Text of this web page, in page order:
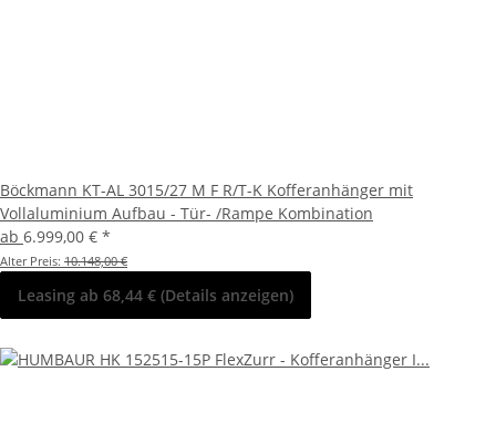
Böckmann KT-AL 3015/27 M F R/T-K Kofferanhänger mit
Vollaluminium Aufbau - Tür- /Rampe Kombination
ab 6.999,00 € *
Alter Preis: 10.148,00 €
Leasing ab 68,44 € (Details anzeigen)